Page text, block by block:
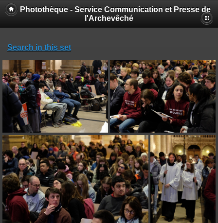
Photothèque - Service Communication et Presse de
l'Archevêché
Search in this set